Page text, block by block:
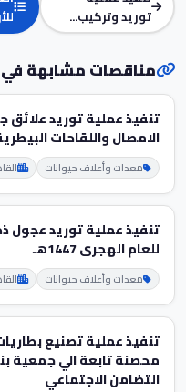
توريد وتركيب...
مناقصات مشابهة في
تنفيذ عملية توريد علائق
الامصال واللقاحات
معدات وأعلاف حيوانات
تنفيذ عملية توريد عجول
للعام الهجرى 1447هـ
معدات وأعلاف حيوانات
تنفيذ عملية تصنيع
محصنة تابعة الي جمعية
التضامن الاجتماعي